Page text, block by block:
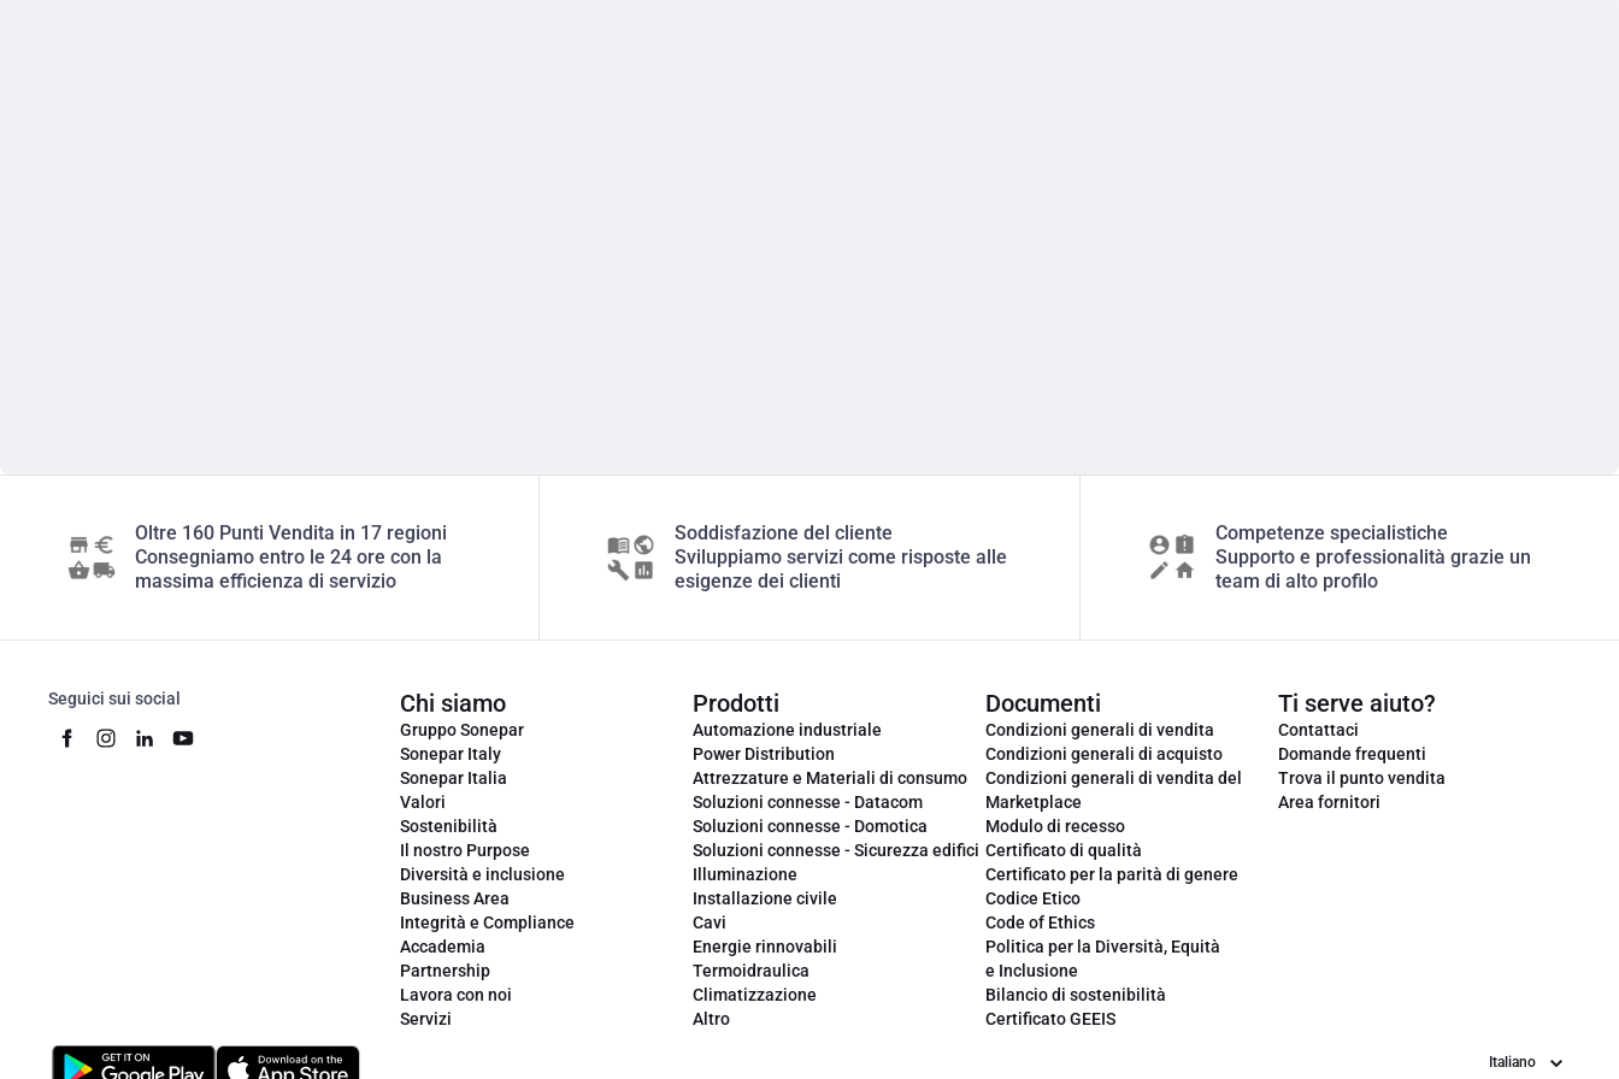
Oltre 160 Punti Vendita in 17 regioni
Consegniamo entro le 24 ore con la
massima efficienza di servizio
Soddisfazione del cliente
Sviluppiamo servizi come risposte alle
esigenze dei clienti
Competenze specialistiche
Supporto e professionalità grazie un
team di alto profilo
Seguici sui social Chi siamo
Gruppo Sonepar
Sonepar Italy
Sonepar Italia
Valori
Sostenibilità
Il nostro Purpose
Diversità e inclusione
Business Area
Integrità e Compliance
Accademia
Partnership
Lavora con noi
Servizi
Prodotti
Automazione industriale
Power Distribution
Attrezzature e Materiali di consumo
Soluzioni connesse - Datacom
Soluzioni connesse - Domotica
Soluzioni connesse - Sicurezza edifici
Illuminazione
Installazione civile
Cavi
Energie rinnovabili
Termoidraulica
Climatizzazione
Altro
Documenti
Condizioni generali di vendita
Condizioni generali di acquisto
Condizioni generali di vendita del
Marketplace
Modulo di recesso
Certificato di qualità
Certificato per la parità di genere
Codice Etico
Code of Ethics
Politica per la Diversità, Equità
e Inclusione
Bilancio di sostenibilità
Certificato GEEIS
Ti serve aiuto?
Contattaci
Domande frequenti
Trova il punto vendita
Area fornitori
Lingua